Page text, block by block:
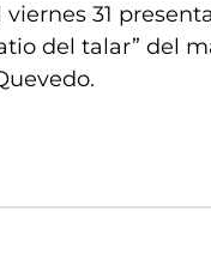
31
del talar” del